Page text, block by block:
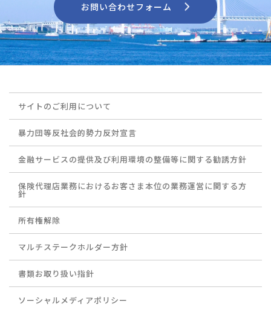
お問い合わせフォーム
サイトのご利用について
暴力団等反社会的勢力反対宣言
金融サービスの提供及び利用環境の整備等に関する勧誘方針
保険代理店業務におけるお客さま本位の業務運営に関する方
針
所有権解除
マルチステークホルダー方針
書類お取り扱い指針
ソーシャルメディアポリシー